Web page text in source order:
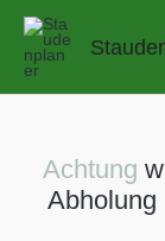
Zum
springen
Achtung